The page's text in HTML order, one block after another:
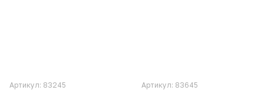
Артикул: 83245 Артикул: 83645